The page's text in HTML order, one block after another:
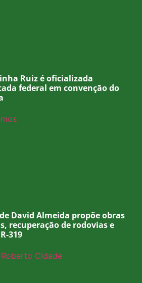
Ruiz é oficializada
federal em convenção do
David Almeida propõe obras
recuperação de rodovias e
319